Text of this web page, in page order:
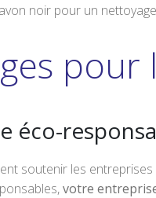
noir pour un
éco-
soutenir les
votre